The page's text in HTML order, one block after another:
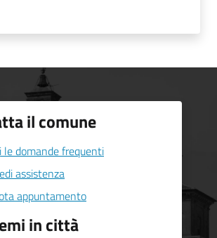
il comune
le domande frequenti
assistenza
appuntamento
in città